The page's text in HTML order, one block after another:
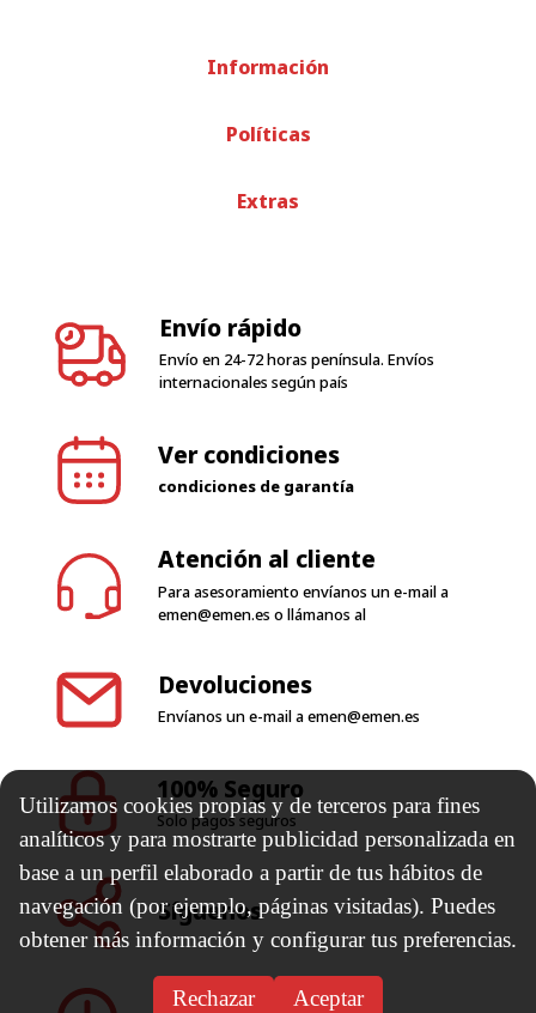
Información
Políticas
Extras
Envío rápido
Envío en 24-72 horas península. Envíos
internacionales según país
Ver condiciones
condiciones de garantía
Atención al cliente
Para asesoramiento envíanos un e-mail a
emen@emen.es o llámanos al
Devoluciones
Envíanos un e-mail aemen@emen.es
100% Seguro
Solo pagos seguros
Síguenos
Utilizamos cookies propias y de terceros para fines
analíticos y para mostrarte publicidad personalizada en
base a un perfil elaborado a partir de tus hábitos de
navegación (por ejemplo, páginas visitadas). Puedes
obtener más información y configurar tus preferencias.
Rechazar Aceptar